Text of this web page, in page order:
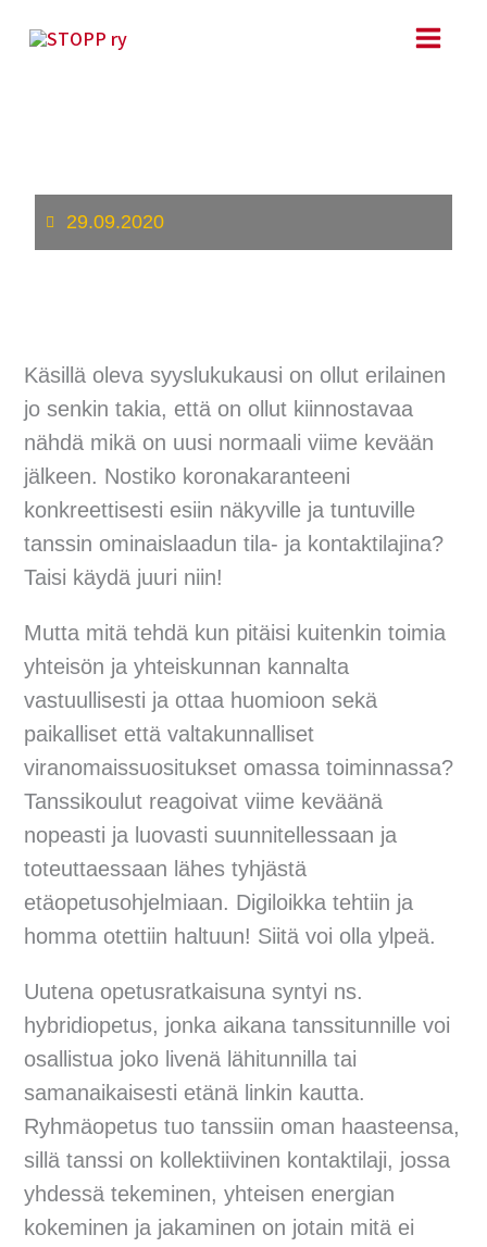
sisältöön
29.09.2020
Käsillä oleva syyslukukausi on ollut erilainen
jo senkin takia, että on ollut kiinnostavaa
nähdä mikä on uusi normaali viime kevään
jälkeen. Nostiko koronakaranteeni
konkreettisesti esiin näkyville ja tuntuville
tanssin ominaislaadun tila- ja kontaktilajina?
Taisi käydä juuri niin!
Mutta mitä tehdä kun pitäisi kuitenkin toimia
yhteisön ja yhteiskunnan kannalta
vastuullisesti ja ottaa huomioon sekä
paikalliset että valtakunnalliset
viranomaissuositukset omassa toiminnassa?
Tanssikoulut reagoivat viime keväänä
nopeasti ja luovasti suunnitellessaan ja
toteuttaessaan lähes tyhjästä
etäopetusohjelmiaan. Digiloikka tehtiin ja
homma otettiin haltuun! Siitä voi olla ylpeä.
Uutena opetusratkaisuna syntyi ns.
hybridiopetus, jonka aikana tanssitunnille voi
osallistua joko livenä lähitunnilla tai
samanaikaisesti etänä linkin kautta.
Ryhmäopetus tuo tanssiin oman haasteensa,
sillä tanssi on kollektiivinen kontaktilaji, jossa
yhdessä tekeminen, yhteisen energian
kokeminen ja jakaminen on jotain mitä ei